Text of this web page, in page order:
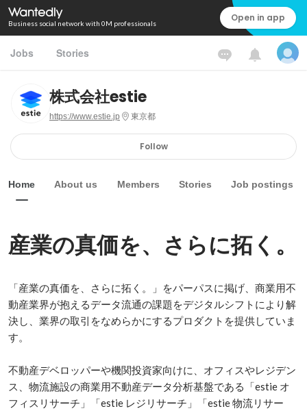
Business social network with 0M professionals Open in app
Jobs Stories
株式会社estie
https://www.estie.jp 東京都
Follow
Home About us Members Stories Job postings
産業の真価を、さらに拓く。
「産業の真価を、さらに拓く。」をパーパスに掲げ、商業用不
動産業界が抱えるデータ流通の課題をデジタルシフトにより解
決し、業界の取引をなめらかにするプロダクトを提供していま
す。
不動産デベロッパーや機関投資家向けに、オフィスやレジデン
ス、物流施設の商業用不動産データ分析基盤である「estie オ
フィスリサーチ」「estie レジリサーチ」「estie 物流リサー